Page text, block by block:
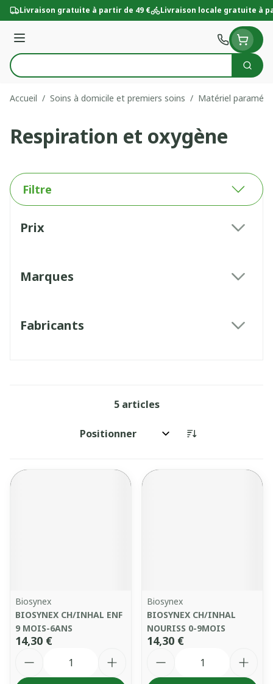
Aller au contenu
Livraison gratuite à partir de 49 € Livraison locale gratuite à
Menu
Rechercher
Accueil / Soins à domicile et premiers soins / Matériel
Respiration et oxygène
Filtre
Prix
Marques
Fabricants
5articles
Trier par:
Biosynex
BIOSYNEX CH/INHAL ENF
9 MOIS-6ANS
14,30 €
Biosynex
BIOSYNEX CH/INHAL
NOURISS 0-9MOIS
14,30 €